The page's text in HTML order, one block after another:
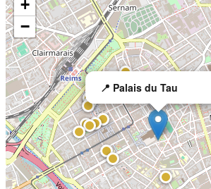
📍 Palais du Tau
+
−